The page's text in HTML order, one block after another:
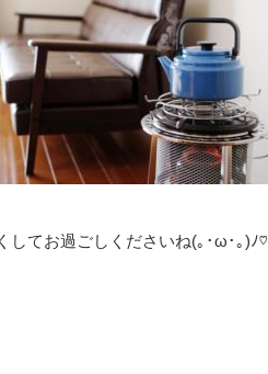
してお過ごしくださいね(｡･ω･｡)ﾉ♡